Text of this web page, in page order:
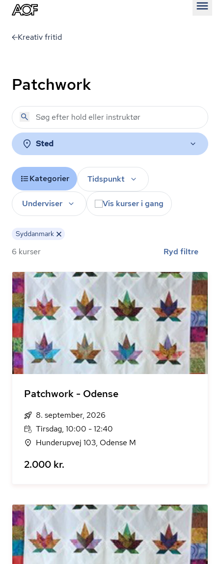
Kreativ fritid
Patchwork
Sted
Kategorier Tidspunkt
Underviser Vis kurser i gang
Syddanmark
6 kurser Ryd filtre
Patchwork - Odense
8. september, 2026
Tirsdag, 10:00 - 12:40
Hunderupvej 103, Odense M
2.000 kr.